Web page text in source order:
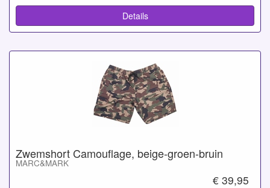
Details
Zwemshort Camouflage, beige-groen-bruin
MARC&MARK
€ 39,95